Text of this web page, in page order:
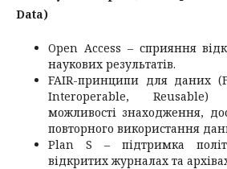
Data)
Open Access – сприяння
наукових результатів.
FAIR-принципи для даних
Interoperable, Reusable)
можливості знаходження,
повторного використання
Plan S – підтримка
відкритих журналах та